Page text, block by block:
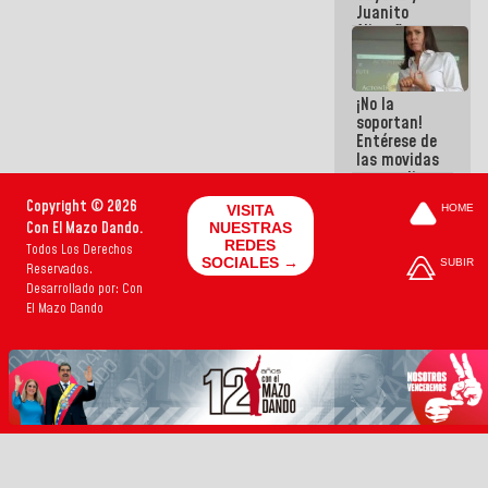
Juanito
Alimaña son
harina del
mismo
costal
¡No la
soportan!
Entérese de
las movidas
que realizan
cómplices
sacudírsela
Copyright © 2026
Con El Mazo Dando.
Todos Los Derechos
Reservados.
Desarrollado por: Con
El Mazo Dando
VISITA
NUESTRAS
REDES
SOCIALES →
HOME
SUBIR